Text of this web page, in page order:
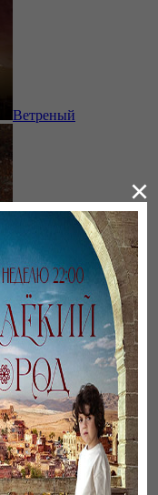
Ветреный
Листопад
×